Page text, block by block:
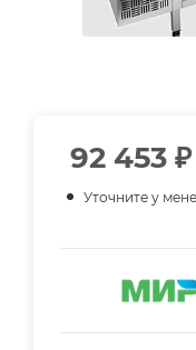
92 453 ₽
Уточните у